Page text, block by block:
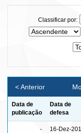
Classificar por:
< Anterior
Data de
publicação
Data de
defesa
- 16-Dez-